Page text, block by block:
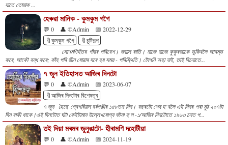
যাতে তোমাক ...
হেৰুৱা মানিক - কুমকুম গগৈ
💬 0 👤 ©Admin
📅 2022-12-29
🔖কুমকুম গগৈ
🔖চুটিগল্প
সোণমণিহঁতৰ গাঁৱৰ পৰিবেশ। জয়াল ৰাতি। মাজে মাজে কুকুৰজাকে ভুকিবলৈ আৰম্ভ
কৰে, আকৌ বন্ধ কৰে; কাঁহ পৰি জীন যোৱাৰ দৰে হয় সময় - পৰিস্থিতি। টোপনি অহা নাই, তাই বিচনাতে...
৭ জুন ইতিহাসত আজিৰ দিনটো
💬 0 👤 ©Admin
📅 2023-06-07
🔖আজিৰ দিনটোৰ বিশেষত্ব
৭ জুন হৈছে গ্ৰেগৰিয়ান বৰ্ষপঞ্জীৰ ১৫৮তম দিন। বছৰটো শেষ হ’বলৈ এই দিনৰ পৰা মুঠ ২০৭টা
দিন বাকী থাকে।এই দিনটোত ঘটা কেইটামান উল্লেখযোগ্য ঘটনা হ'ল -১/আজিৰ দিনটোতে ১৯৬৩ চনত প...
তই দিয়া মৰমৰ জুলুঙাটো- হীৰামণি দহোটীয়া
💬 0 👤 ©Admin
📅 2024-11-19